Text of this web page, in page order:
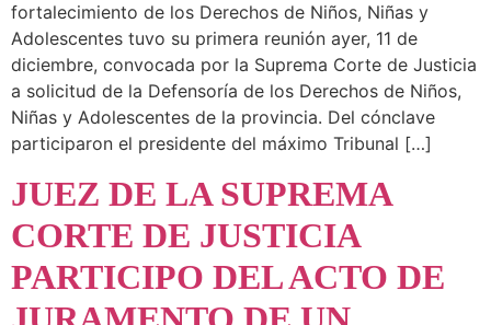
fortalecimiento de los Derechos de Niños, Niñas y
Adolescentes tuvo su primera reunión ayer, 11 de
diciembre, convocada por la Suprema Corte de Justicia
a solicitud de la Defensoría de los Derechos de Niños,
Niñas y Adolescentes de la provincia. Del cónclave
participaron el presidente del máximo Tribunal […]
JUEZ DE LA SUPREMA
CORTE DE JUSTICIA
PARTICIPO DEL ACTO DE